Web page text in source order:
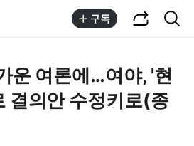
구독
운 여론에…여야, '현
결의안 수정키로(종